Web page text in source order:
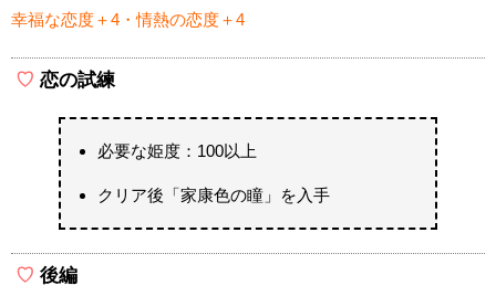
幸福な恋度＋4・情熱の恋度＋4
恋の試練
必要な姫度：100以上
クリア後「家康色の瞳」を入手
後編